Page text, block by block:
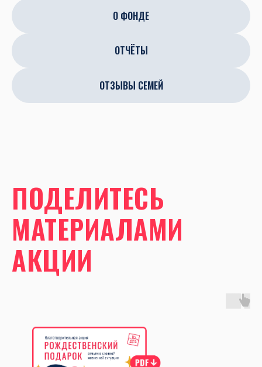
О ФОНДЕ
ОТЧЁТЫ
ОТЗЫВЫ СЕМЕЙ
ПОДЕЛИТЕСЬ
МАТЕРИАЛАМИ
АКЦИИ